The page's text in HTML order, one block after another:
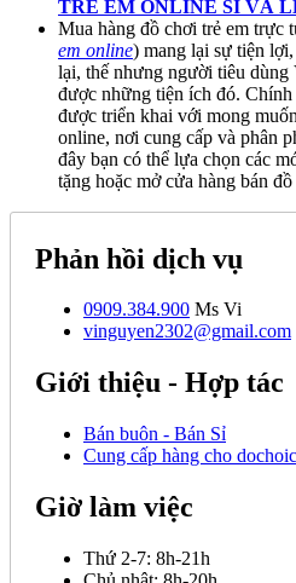
TRẺ EM ONLINE SỈ VÀ
Mua hàng đồ chơi trẻ em trực
em online) mang lại sự tiện
lại, thế nhưng người tiêu
được những tiện ích đó.
được triển khai với mong
online, nơi cung cấp và phân
đây bạn có thể lựa chọn các
tặng hoặc mở cửa hàng bán
Phản hồi dịch vụ
0909.384.900 Ms Vi
vinguyen2302@gmail.com
Giới thiệu - Hợp tác
Bán buôn - Bán Sỉ
Cung cấp hàng cho
Giờ làm việc
Thứ 2-7: 8h-21h